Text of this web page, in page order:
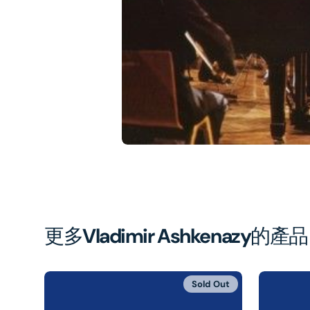
更多Vladimir Ashkenazy的產品
Sold Out